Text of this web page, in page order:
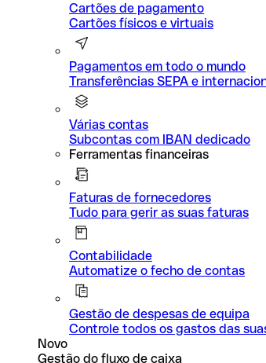
Cartões de pagamento
Cartões físicos e virtuais
Pagamentos em todo o mundo
Transferências SEPA e
Várias contas
Subcontas com IBAN dedicado
Ferramentas financeiras
Faturas de fornecedores
Tudo para gerir as suas faturas
Contabilidade
Automatize o fecho de contas
Gestão de despesas de equipa
Controle todos os gastos das
Novo
Gestão do fluxo de caixa